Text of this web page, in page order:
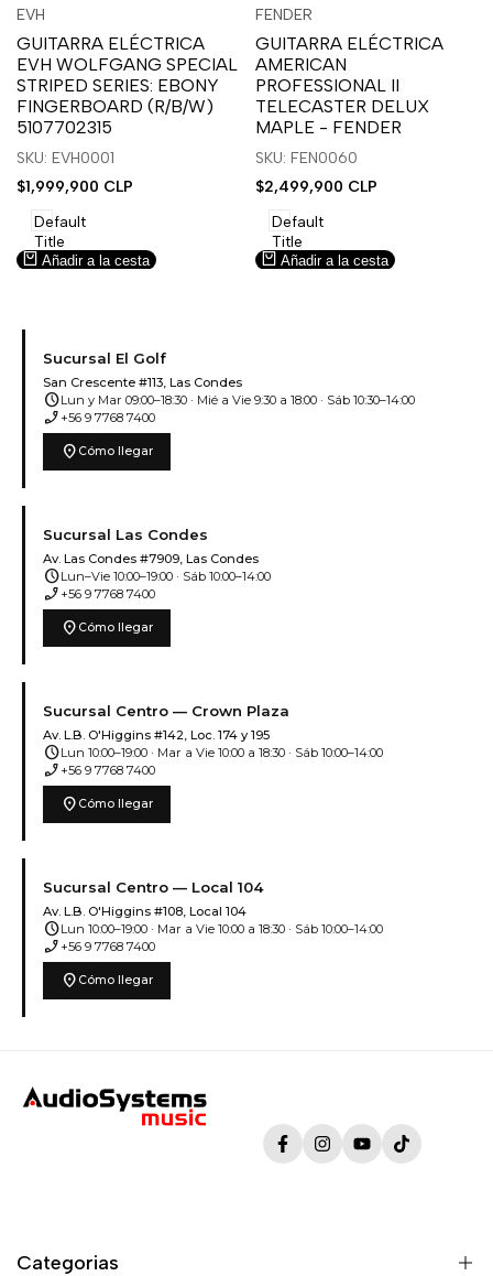
sesión
para
usar
la
lista
deseos.
para
usar
Compare
Proveedor:
EVH
GUITARRA ELÉCTRICA
EVH WOLFGANG SPECIAL
STRIPED SERIES: EBONY
FINGERBOARD (R/B/W)
5107702315
SKU: EVH0001
Precio
venta
$1,999,900 CLP
Default
Title
Añadir a la cesta
sesión
para
usar
la
lista
deseos.
sesión
para
usar
Compare
Vista
Proveedor:
FENDER
GUITARRA ELÉCTRICA
AMERICAN
PROFESSIONAL II
TELECASTER DELUX
MAPLE - FENDER
SKU: FEN0060
Precio
venta
$2,499,900 CLP
Default
Title
Añadir a la cesta
Sucursal El Golf
San Crescente #113, Las Condes
scheduleLun y Mar 09:00–18:30 · Mié a Vie 9:30 a 18:00 · Sáb 10:30–14:00
phone_enabled +56 9 7768 7400
location_on Cómo llegar
Sucursal Las Condes
Av. Las Condes #7909, Las Condes
scheduleLun–Vie 10:00–19:00 · Sáb 10:00–14:00
phone_enabled +56 9 7768 7400
location_on Cómo llegar
Sucursal Centro — Crown Plaza
Av. L.B. O'Higgins #142, Loc. 174 y 195
scheduleLun 10:00–19:00 · Mar a Vie 10:00 a 18:30 · Sáb 10:00–14:00
phone_enabled +56 9 7768 7400
location_on Cómo llegar
Sucursal Centro — Local 104
Av. L.B. O'Higgins #108, Local 104
scheduleLun 10:00–19:00 · Mar a Vie 10:00 a 18:30 · Sáb 10:00–14:00
phone_enabled +56 9 7768 7400
location_on Cómo llegar
FacebookInstagramYouTubeTikTok
Categorias